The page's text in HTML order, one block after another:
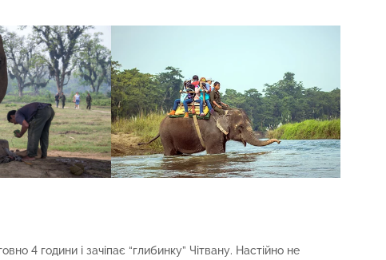
4 години і зачіпає “глибинку” Чітвану. Настійно не